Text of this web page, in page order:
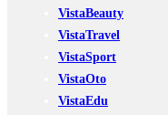
VistaBeauty
VistaTravel
VistaSport
VistaOto
VistaEdu